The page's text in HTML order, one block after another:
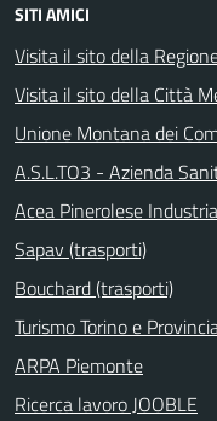
SITI AMICI
Visita il sito della
Visita il sito della Città
Unione Montana dei
A.S.L.TO3 - Azienda
Acea Pinerolese
Sapav (trasporti)
Bouchard (trasporti)
Turismo Torino e
ARPA Piemonte
Ricerca lavoro JOOBLE